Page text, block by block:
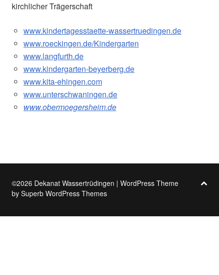
kirchlicher Trägerschaft
www.kindertagesstaette-wassertruedingen.de
www.roeckingen.de/Kindergarten
www.langfurth.de
www.kindergarten-beyerberg.de
www.kita-ehingen.com
www.unterschwaningen.de
www.obermoegersheim.de
©2026 Dekanat Wassertrüdingen | WordPress Theme
by Superb WordPress Themes